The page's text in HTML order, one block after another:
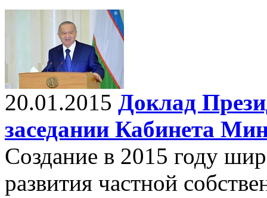
20.01.2015 Доклад
заседании Кабинета
Создание в 2015 году
развития частной